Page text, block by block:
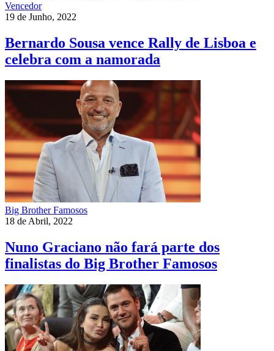
Vencedor
19 de Junho, 2022
Bernardo Sousa vence Rally de Lisboa e
celebra com a namorada
Big Brother Famosos
18 de Abril, 2022
Nuno Graciano não fará parte dos
finalistas do Big Brother Famosos